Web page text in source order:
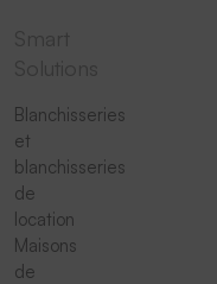
Blanchisseries
et
blanchisseries
de
location
Maisons
de